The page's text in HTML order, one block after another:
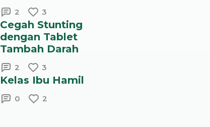
2 3
Cegah Stunting
dengan Tablet
Tambah Darah
2 3
Kelas Ibu Hamil
0 2